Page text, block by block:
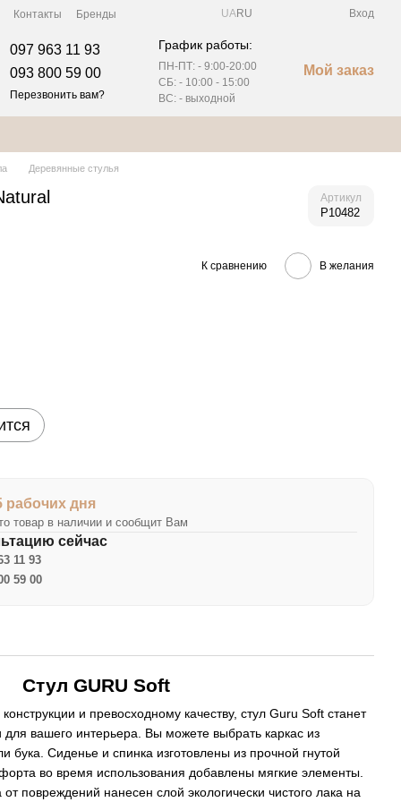
Контакты
Бренды
UARU Вход
097 963 11 93
093 800 59 00
Перезвонить вам?
График работы:
ПН-ПТ: - 9:00-20:00
СБ: - 10:00 - 15:00
ВС: - выходной
Мой заказ
Деревянные стулья
Артикул
P10482
К сравнению В желания
рабочих дня
товар в наличии и сообщит Вам
сейчас
11 93
59 00
Стул GURU Soft
и превосходному качеству, стул Guru Soft станет
вашего интерьера. Вы можете выбрать каркас из
бука. Сиденье и спинка изготовлены из прочной гнутой
во время использования добавлены мягкие элементы.
повреждений нанесен слой экологически чистого лака на